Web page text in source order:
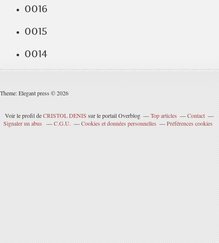
0016
0015
0014
Theme: Elegant press © 2026
Voir le profil deCRISTOL DENIS sur le portail Overblog Top articles
Contact
Signaler un abus
C.G.U. Cookies et données personnelles Préférences cookies